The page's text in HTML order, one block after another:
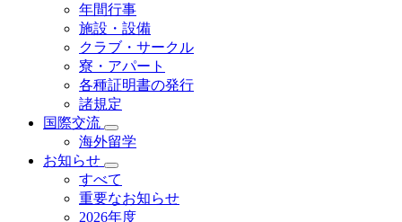
年間行事
施設・設備
クラブ・サークル
寮・アパート
各種証明書の発⾏
諸規定
国際交流
海外留学
お知らせ
すべて
重要なお知らせ
2026年度